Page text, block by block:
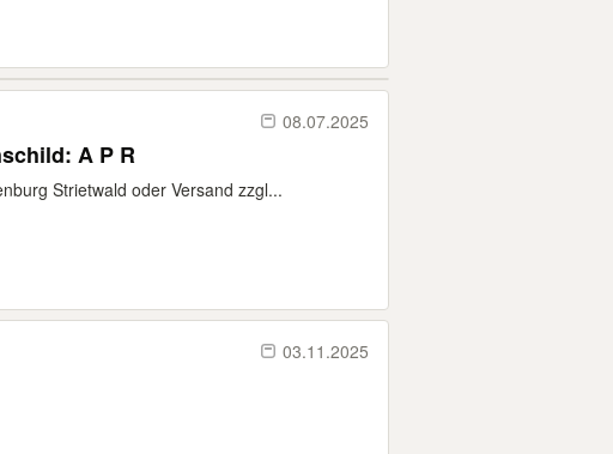
08.07.2025
A P R
Strietwald oder Versand zzgl...
03.11.2025